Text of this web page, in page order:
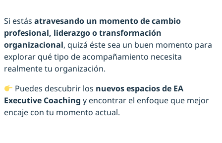
Si estás atravesando un momento de cambio
profesional, liderazgo o transformación
organizacional, quizá éste sea un buen momento para
explorar qué tipo de acompañamiento necesita
realmente tu organización.
Puedes descubrir los nuevos espacios de EA
Executive Coaching y encontrar el enfoque que mejor
encaje con tu momento actual.